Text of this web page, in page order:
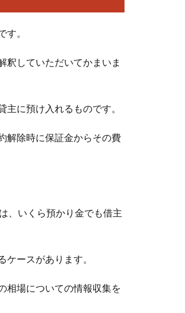
。
釈していただいてかまいま
に預け入れるものです。
解除時に保証金からその費
、いくら預かり金でも借主
ースがあります。
相場についての情報収集を